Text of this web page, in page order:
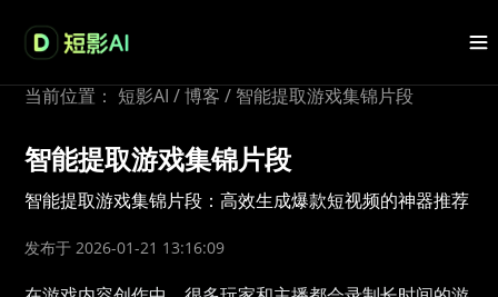
当前位置： 短影AI / 博客 / 智能提取游戏集锦片段
智能提取游戏集锦片段
智能提取游戏集锦片段：高效生成爆款短视频的神器推荐
发布于 2026-01-21 13:16:09